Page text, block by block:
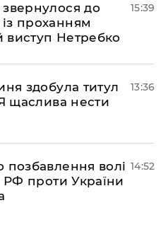
до
проханням
виступ Нетребко
15:39
здобула титул
щаслива нести
13:36
позбавлення волі
РФ проти України
14:52